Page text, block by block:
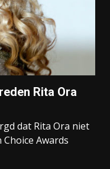
Rita Ora
dat Rita Ora niet
Awards